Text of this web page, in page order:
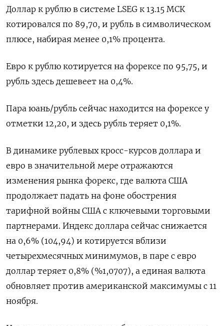
Доллар к рублю в системе LSEG к 13.15 МСК
котировался по 89,70, и рубль в символическом
плюсе, набирая менее 0,1% процента.
Евро к рублю котируется на форексе по 95,75, и
рубль здесь дешевеет на 0,4%.
Пара юань/рубль сейчас находится на форексе у
отметки 12,20, и здесь рубль теряет 0,1%.
В динамике рублевых кросс-курсов доллара и
евро в значительной мере отражаются
изменения рынка форекс, где валюта США
продолжает падать на фоне обострения
тарифной войны США с ключевыми торговыми
партнерами. Индекс доллара сейчас снижается
на 0,6% (104,94) и котируется вблизи
четырехмесячных минимумов, в паре с евро
доллар теряет 0,8% (%1,0707), а единая валюта
обновляет против американской максимумы с 11
ноября.